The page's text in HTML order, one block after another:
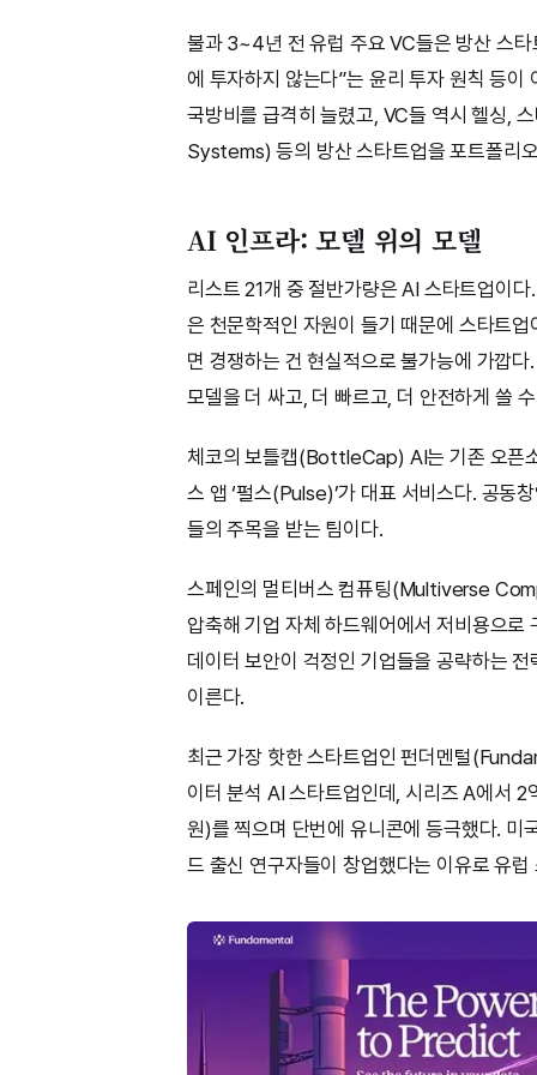
불과 3~4년 전 유럽 주요 VC들은 방산 스
에 투자하지 않는다”는 윤리 투자 원칙 등
국방비를 급격히 늘렸고, VC들 역시 헬싱,
Systems) 등의 방산 스타트업을 포트폴리
AI 인프라: 모델 위의 모델
리스트 21개 중 절반가량은 AI 스타트업이
은 천문학적인 자원이 들기 때문에 스타트
면 경쟁하는 건 현실적으로 불가능에 가깝
모델을 더 싸고, 더 빠르고, 더 안전하게 쓸
체코의 보틀캡(BottleCap) AI는 기존 오픈
스 앱 ‘펄스(Pulse)’가 대표 서비스다. 공동
들의 주목을 받는 팀이다.
스페인의 멀티버스 컴퓨팅(Multiverse
압축해 기업 자체 하드웨어에서 저비용으
데이터 보안이 걱정인 기업들을 공략하는
이른다.
최근 가장 핫한 스타트업인 펀더멘털
이터 분석 AI 스타트업인데, 시리즈 A에서
원)를 찍으며 단번에 유니콘에 등극했다. 미
드 출신 연구자들이 창업했다는 이유로 유